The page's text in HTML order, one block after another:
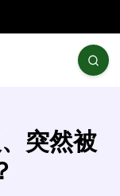
突然被